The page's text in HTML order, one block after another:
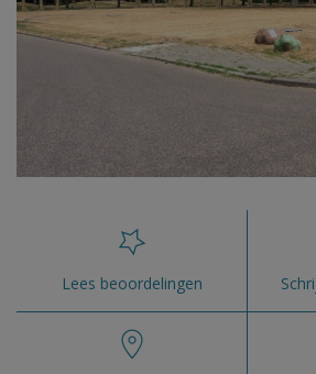
Lees beoordelingen